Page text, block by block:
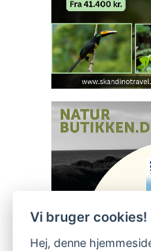
Vi bruger cookies!
Hej, denne